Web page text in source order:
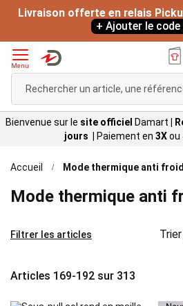
Livraison offerte en relais
+ Ajouter le code
Menu
Bienvenue sur le site officiel Damart
jours |
Paiement en 3Xou
Accueil Mode thermique anti froid
Mode thermique anti
Articles 169-192 sur 313
Filtrer les articles